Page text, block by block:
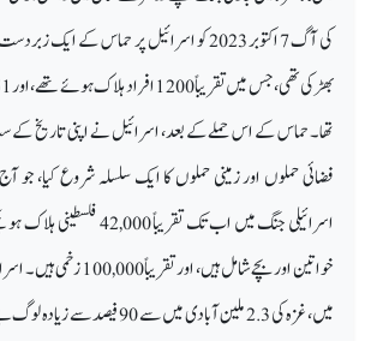
کی آگ 7 اکتوبر 2023 کو اسرائیل پر حماس کے
تھا۔ حماس کے اس حملے کے بعد، اسرائیل نے اپنی تاریخ
فضائی حملوں اور زمینی حملوں کا ایک سلسلہ شروع کیا،
اسرائیلی جنگ میں اب تک تقریباً
خواتین اور بچے شامل ہیں،
میں، غزہ کی 2.3 ملین آبادی میں سے 90